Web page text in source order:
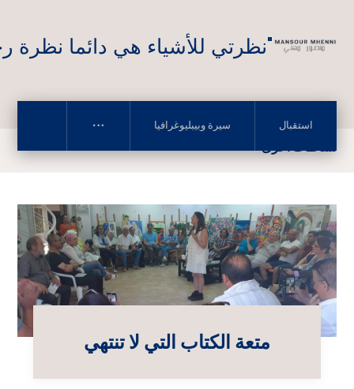
"نظرتي للأشياء هي دائما
استقبال سيرة وبيبليوغرافيا
نشاطات أخرى
متعة الكتاب التي لا تنتهي